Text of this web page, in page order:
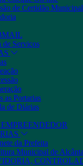
de Certidão Municipal
de Serviços
as Portarias
de Diárias
da Prefeita
Municipal de